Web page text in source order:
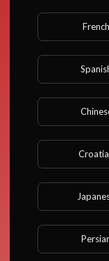
kunt
Ben je
French